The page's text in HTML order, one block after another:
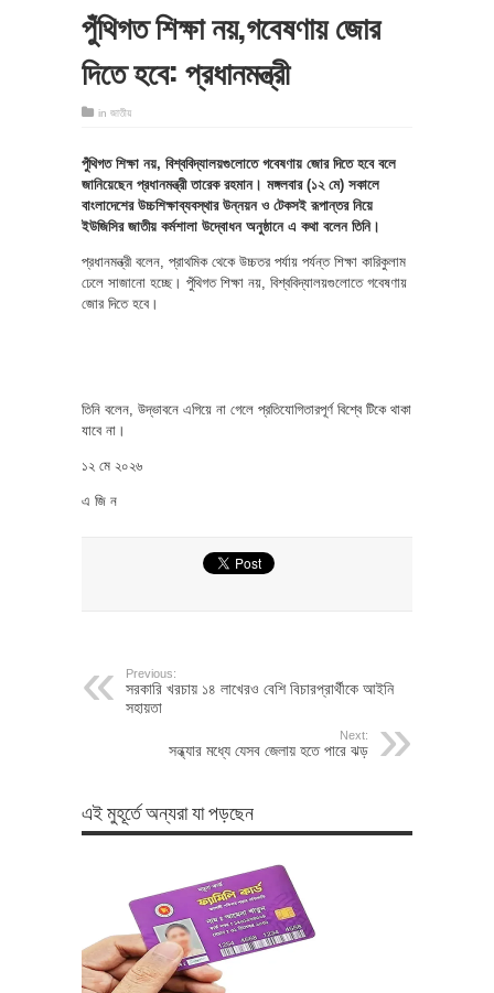
পুঁথিগত শিক্ষা নয়,গবেষণায় জোর
দিতে হবে: প্রধানমন্ত্রী
in জাতীয়
পুঁথিগত শিক্ষা নয়, বিশ্ববিদ্যালয়গুলোতে গবেষণায় জোর দিতে হবে বলে
জানিয়েছেন প্রধানমন্ত্রী তারেক রহমান। মঙ্গলবার (১২ মে) সকালে
বাংলাদেশের উচ্চশিক্ষাব্যবস্থার উন্নয়ন ও টেকসই রূপান্তর নিয়ে
ইউজিসির জাতীয় কর্মশালা উদ্বোধন অনুষ্ঠানে এ কথা বলেন তিনি।
প্রধানমন্ত্রী বলেন, প্রাথমিক থেকে উচ্চতর পর্যায় পর্যন্ত শিক্ষা কারিকুলাম
ঢেলে সাজানো হচ্ছে। পুঁথিগত শিক্ষা নয়, বিশ্ববিদ্যালয়গুলোতে গবেষণায়
জোর দিতে হবে।
তিনি বলেন, উদ্ভাবনে এগিয়ে না গেলে প্রতিযোগিতারপূর্ণ বিশ্বে টিকে থাকা
যাবে না।
১২ মে ২০২৬
এ জি ন
Previous:
সরকারি খরচায় ১৪ লাখেরও বেশি বিচারপ্রার্থীকে আইনি
সহায়তা
Next:
সন্ধ্যার মধ্যে যেসব জেলায় হতে পারে ঝড়
এই মুহূর্তে অন্যরা যা পড়ছেন